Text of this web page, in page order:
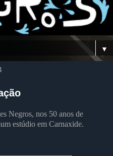
▼
Negros, nos 50 anos de
estúdio em Carnaxide.